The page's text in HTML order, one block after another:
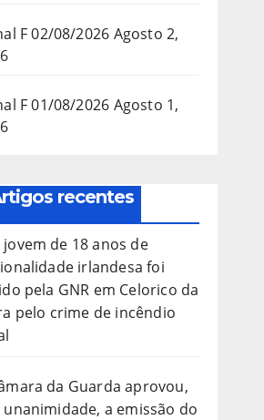
F 02/08/2026 Agosto 2,
F 01/08/2026 Agosto 1,
recentes
jovem de 18 anos de
irlandesa foi
pela GNR em Celorico da
pelo crime de incêndio
da Guarda aprovou,
a emissão do